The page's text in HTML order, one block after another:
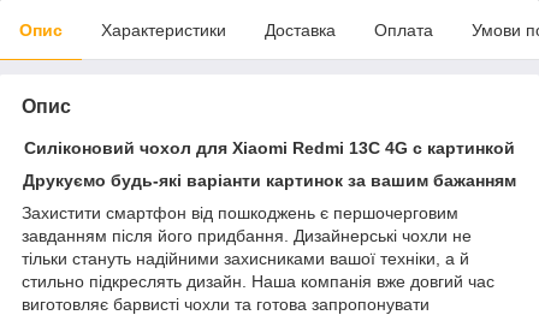
Опис Характеристики Доставка Оплата Умови
Опис
Силіконовий чохол для Xiaomi Redmi 13C 4G с картинкой
Друкуємо будь-які варіанти картинок за вашим бажанням
Захистити смартфон від пошкоджень є першочерговим
завданням після його придбання. Дизайнерські чохли не
тільки стануть надійними захисниками вашої техніки, а й
стильно підкреслять дизайн. Наша компанія вже довгий час
виготовляє барвисті чохли та готова запропонувати